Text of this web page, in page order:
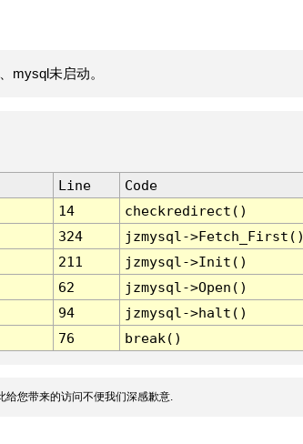
mysql未启动。
Line
Code
14
checkredirect()
324
jzmysql-
211
jzmysql->Init()
62
jzmysql->Open()
94
jzmysql->halt()
76 break()
您带来的访问不便我们深感歉意.